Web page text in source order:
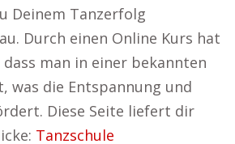
Deinem Tanzerfolg
Durch einen Online Kurs hat
man in einer bekannten
was die Entspannung und
Diese Seite liefert dir
Tanzschule